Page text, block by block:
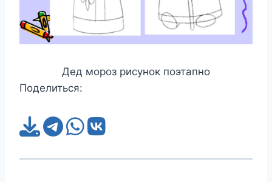
Дед мороз рисунок поэтапно
Поделиться: